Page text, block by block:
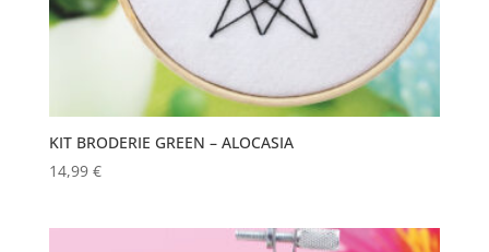
KIT BRODERIE GREEN – ALOCASIA
14,99 €